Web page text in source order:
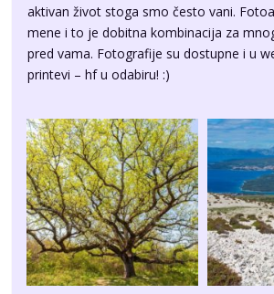
aktivan život stoga smo često vani.
mene i to je dobitna kombinacija za
pred vama. Fotografije su dostupne i u
printevi – hf u odabiru! :)